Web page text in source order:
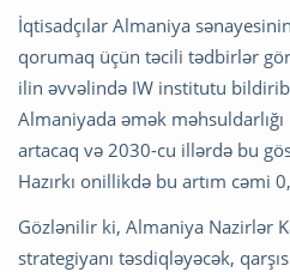
İqtisadçılar Almaniya
qorumaq üçün təcili tədbirlər
ilin əvvəlində IW institutu
Almaniyada əmək
artacaq və 2030-cu illərdə bu
Hazırkı onillikdə bu artım cəmi
Gözlənilir ki, Almaniya Nazirlər
strategiyanı təsdiqləyəcək,